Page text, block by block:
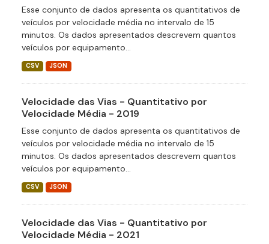
Esse conjunto de dados apresenta os quantitativos de
veículos por velocidade média no intervalo de 15
minutos. Os dados apresentados descrevem quantos
veículos por equipamento...
CSV JSON
Velocidade das Vias - Quantitativo por
Velocidade Média - 2019
Esse conjunto de dados apresenta os quantitativos de
veículos por velocidade média no intervalo de 15
minutos. Os dados apresentados descrevem quantos
veículos por equipamento...
CSV JSON
Velocidade das Vias - Quantitativo por
Velocidade Média - 2021